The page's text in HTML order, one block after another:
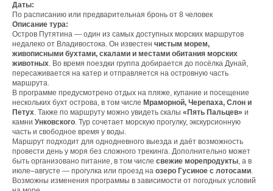
Даты:
По расписанию или предварительная бронь от 8 человек
Описание тура:
Остров Путятина — один из самых доступных морских маршрутов
недалеко от Владивостока. Он известен чистым морем,
живописными бухтами, скалами и местами обитания морских
животных. Во время поездки группа добирается до посёлка Дунай,
пересаживается на катер и отправляется на островную часть
маршрута.
В программе предусмотрено отдых на пляже, купание и посещение
нескольких бухт острова, в том числе Мраморной, Черепаха, Слон и
Петух. Также по маршруту можно увидеть скалы «Пять Пальцев» и
камни Унковского. Тур сочетает морскую прогулку, экскурсионную
часть и свободное время у воды.
Маршрут подходит для однодневного выезда и даёт возможность
провести день у моря без сложного трекинга. Дополнительно может
быть организовано питание, в том числе свежие морепродукты, а в
июле–августе — прогулка или проезд на озеро Гусиное с лотосами.
Возможны изменения программы в зависимости от погодных условий